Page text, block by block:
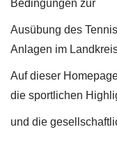
Bedingungen zur
Ausübung des
Anlagen im
Auf dieser
die sportlichen
und die